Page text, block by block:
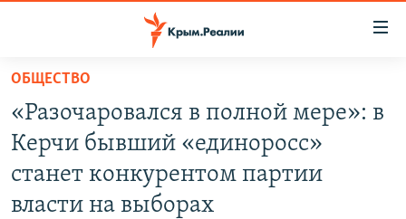
Вернуться
основному
содержанию
Вернутся
главной
СПЕЦПРОЕКТЫ
КАРТА ВОЕННЫХ ОБЪЕКТОВ КРЫМА
ВОДА
ОБЩЕСТВО
«Разочаровался в полной мере»: в
Керчи бывший «единоросс»
станет конкурентом партии
власти на выборах